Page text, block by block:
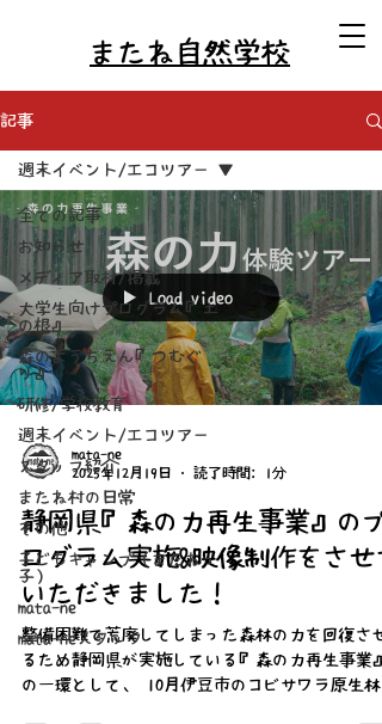
またね自然学校
記事
全ての記事
お知らせ
メディア取材/掲載
大学生向けプログラム『土
の根』
森のようちえん『つむぐ
り』
研修/学校教育
週末イベント/エコツアー
スタッフ紹介
またね村の日常
その他
子どもキャンプ（またねっ
子）
mata-ne
mata-neスタッフ
週末イベント/エコツアー
Load video
mata-ne
2025年12月19日
読了時間: 1分
静岡県『森の力再生事業』のプ
ログラム実施&映像制作をさせ
いただきました！
整備困難で荒廃してしまった森林の力を回復させ
るため静岡県が実施している『森の力再生事業』
の一環として、 10月伊豆市のコビサワラ原生林